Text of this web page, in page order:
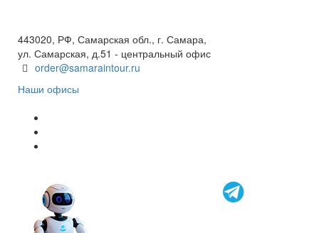
443020, РФ, Самарская обл., г. Самара,
ул. Самарская, д.51 - центральный офис
order@samaraintour.ru
Наши офисы